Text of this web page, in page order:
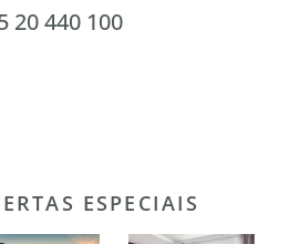
20 440 100
ESPECIAIS